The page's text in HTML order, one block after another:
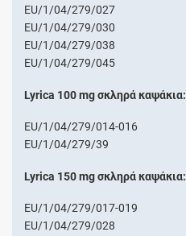
EU/1/04/279/027
EU/1/04/279/030
EU/1/04/279/038
EU/1/04/279/045
Lyrica 100 mg σκληρά καψάκια:
EU/1/04/279/014-016
EU/1/04/279/39
Lyrica 150 mg σκληρά καψάκια:
EU/1/04/279/017-019
EU/1/04/279/028